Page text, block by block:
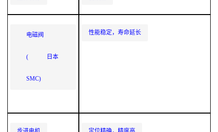
电磁阀
( 日本
SMC)
性能稳定，寿命延长